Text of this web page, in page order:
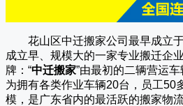
花山区中迁搬家公司 最早成立
成立早、规模大的一家专业搬迁企
牌：“中迁搬家”由最初的二辆营运
为拥有各类作业车辆20台，员工50
模，是广东省内的最活跃的搬家物